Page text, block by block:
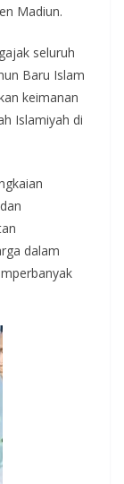
Madiun.
seluruh
Baru Islam
keimanan
Islamiyah di
dalam